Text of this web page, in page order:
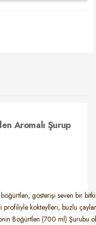
Aromalı Şurup
gösterişi seven bir
kokteylleri, buzlu
Böğürtlen (700 ml) Şurubu